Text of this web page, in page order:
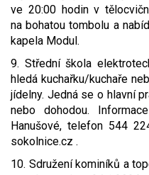
ve 20:00 hodin v
na bohatou tombolu a
kapela Modul.
9. Střední škola
hledá kuchařku/kuchaře
jídelny. Jedná se o hlavní
nebo dohodou.
Hanušové, telefon 544
sokolnice.cz .
10. Sdružení kominíků a